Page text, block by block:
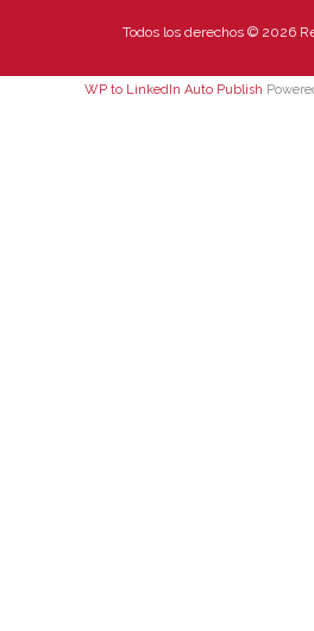
Todos los derechos © 2026
WP to LinkedIn Auto Publish